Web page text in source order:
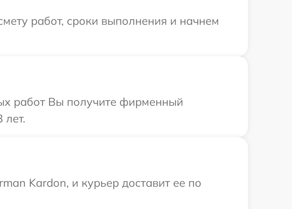
работ, сроки выполнения и начнем
работ Вы получите фирменный
Kardon, и курьер доставит ее по